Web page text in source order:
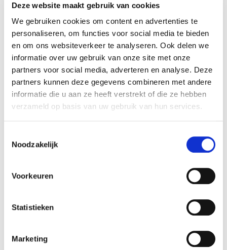
Deze website maakt gebruik van cookies
We gebruiken cookies om content en advertenties te
personaliseren, om functies voor social media te bieden
en om ons websiteverkeer te analyseren. Ook delen we
informatie over uw gebruik van onze site met onze
partners voor social media, adverteren en analyse. Deze
partners kunnen deze gegevens combineren met andere
informatie die u aan ze heeft verstrekt of die ze hebben
verzameld op basis van uw gebruik van hun services.
Noodzakelijk
Voorkeuren
Statistieken
Marketing
De samenwerkende huisartsen-organisatie
Meditta heeft Regionaal Diagnostisch Centrum
(RDC) Echt overgenomen. Het team van
Rembrandt Fusies & Overnames heeft de koper
begeleid bij het realiseren van de transactie.
Partijen
RDC Echt is een radiologisch centrum waar
onderzoeken. (Mammo, Echo, Bucky, Röntgen).
programma’s te volgen en diverse behandelingen
Meditta is een samenwerkende huisartsen-
facilitair en organisatorisch gebied maar ook